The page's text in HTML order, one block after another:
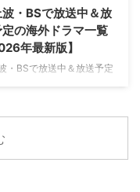
トム・ホランド自らが臨場
れるアクションシーン撮影
を明かす特別映像が公開さ
世界中で大ヒットを記
画史に残る快挙を達成 ソ
ピクチャーズ配給、トム・
パイダーマンの新たなる物
スパイダーマン：ブラン
ュー・デイ』が大ヒット …
・BSで放送中＆放
の海外ドラマ一覧
年最新版】
・BSで放送中＆放送予定
送予定の海外ドラマ 海外
『DOC（ドック） あす
ルテ』 NHK BSプレミアム
週（木） 17：00～ イタ